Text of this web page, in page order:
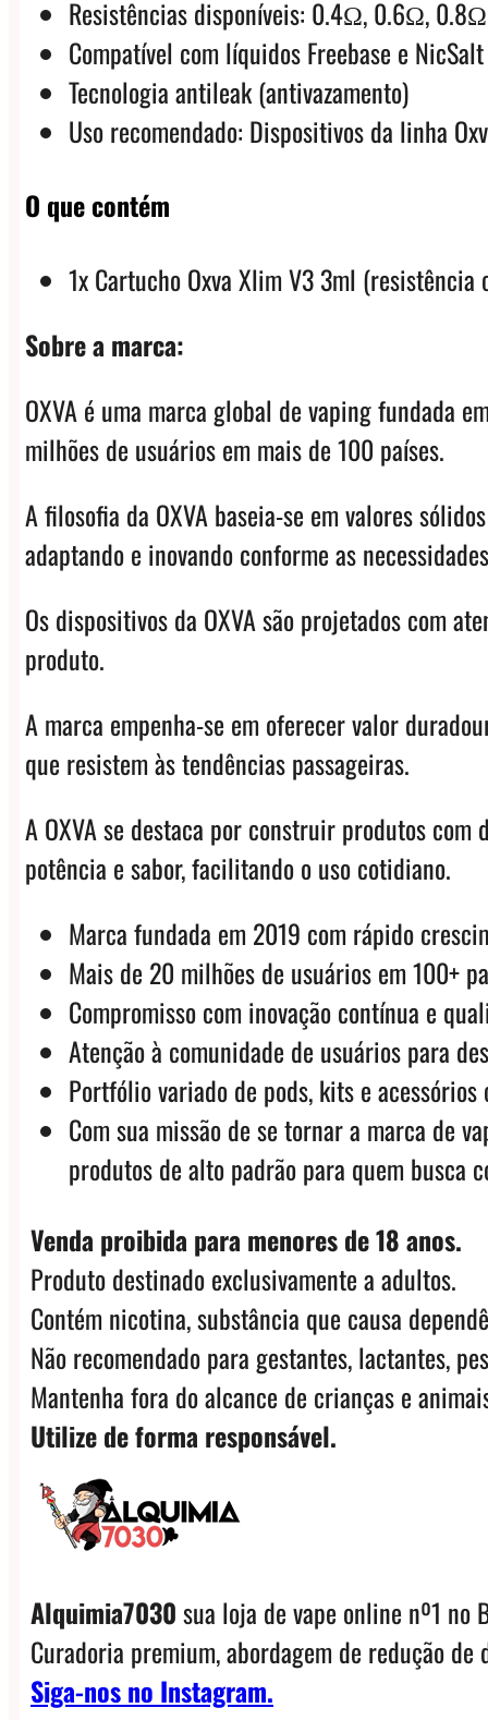
Resistências disponíveis: 0.4Ω, 0.6Ω,
Compatível com líquidos Freebase e NicSalt
Tecnologia antileak (antivazamento)
Uso recomendado: Dispositivos da linha
O que contém
1x Cartucho Oxva Xlim V3 3ml (resistência
Sobre a marca:
OXVA é uma marca global de vaping fundada
milhões de usuários em mais de 100 países.
A filosofia da OXVA baseia-se em valores
adaptando e inovando conforme as
Os dispositivos da OXVA são projetados com
produto.
A marca empenha-se em oferecer valor
que resistem às tendências passageiras.
A OXVA se destaca por construir produtos
potência e sabor, facilitando o uso cotidiano.
Marca fundada em 2019 com rápido
Mais de 20 milhões de usuários em 100+
Compromisso com inovação contínua e
Atenção à comunidade de usuários para
Portfólio variado de pods, kits e
Com sua missão de se tornar a marca de
produtos de alto padrão para quem busca
Venda proibida para menores de 18 anos.
Produto destinado exclusivamente a adultos.
Contém nicotina, substância que causa
Não recomendado para gestantes, lactantes,
Mantenha fora do alcance de crianças e
Utilize de forma responsável.
Alquimia7030sua loja de vape online nº1 no
Curadoria premium, abordagem de redução
Siga-nos no Instagram.